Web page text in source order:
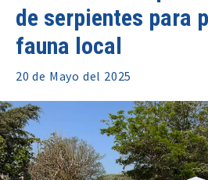
de serpientes para
fauna local
20 de Mayo del 2025